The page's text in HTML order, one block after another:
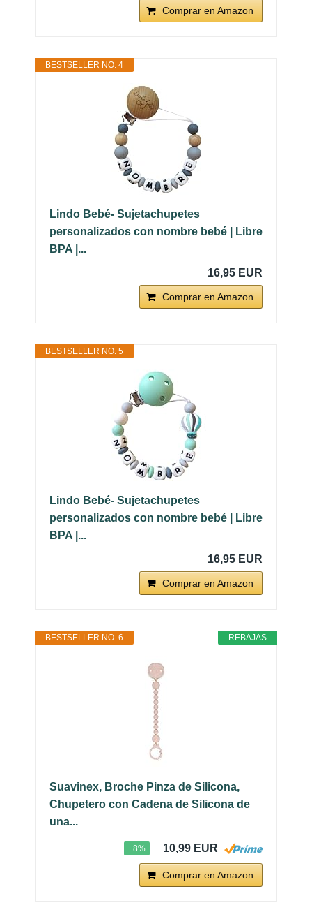
Comprar en Amazon
BESTSELLER NO. 4
Lindo Bebé- Sujetachupetes
personalizados con nombre bebé | Libre
BPA |...
16,95 EUR
Comprar en Amazon
BESTSELLER NO. 5
Lindo Bebé- Sujetachupetes
personalizados con nombre bebé | Libre
BPA |...
16,95 EUR
Comprar en Amazon
REBAJAS
BESTSELLER NO. 6
Suavinex, Broche Pinza de Silicona,
Chupetero con Cadena de Silicona de
una...
−8% 10,99 EUR
Comprar en Amazon